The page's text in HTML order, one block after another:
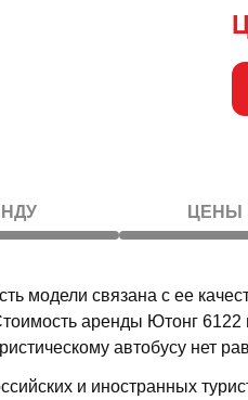
модели связана с ее
аренды Ютонг 6122
автобусу нет
и иностранных
ЦЕНЫ